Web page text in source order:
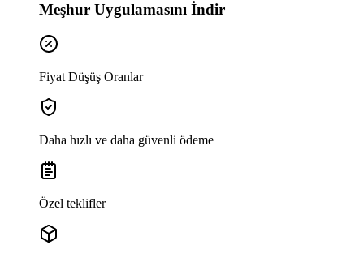
Meşhur Uygulamasını İndir
Fiyat Düşüş Oranlar
Daha hızlı ve daha güvenli ödeme
Özel teklifler